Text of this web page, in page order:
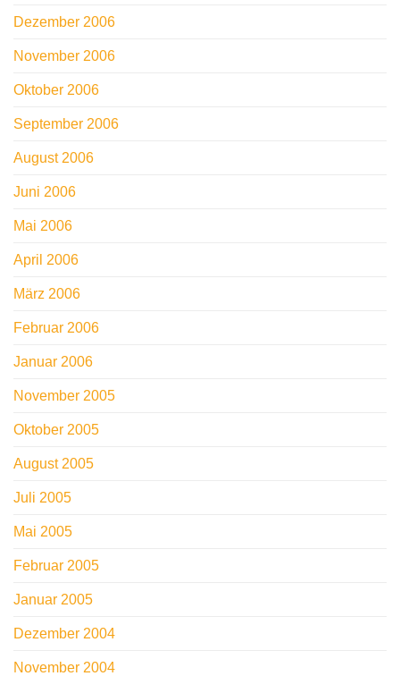
Dezember 2006
November 2006
Oktober 2006
September 2006
August 2006
Juni 2006
Mai 2006
April 2006
März 2006
Februar 2006
Januar 2006
November 2005
Oktober 2005
August 2005
Juli 2005
Mai 2005
Februar 2005
Januar 2005
Dezember 2004
November 2004